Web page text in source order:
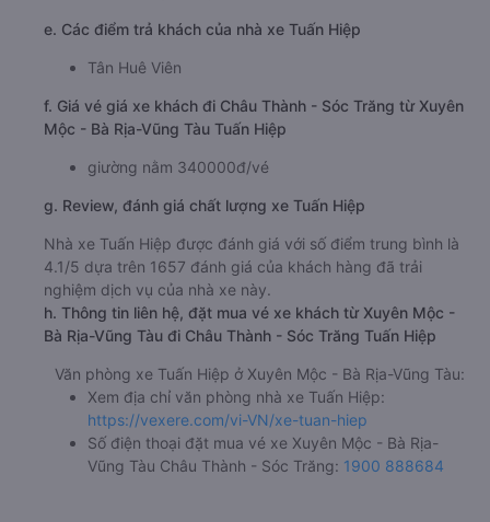
e. Các điểm trả khách của nhà xe Tuấn Hiệp
Tân Huê Viên
f. Giá vé giá xe khách đi Châu Thành - Sóc Trăng từ Xuyên
Mộc - Bà Rịa-Vũng Tàu Tuấn Hiệp
giường nằm 340000đ/vé
g. Review, đánh giá chất lượng xe Tuấn Hiệp
Nhà xe Tuấn Hiệp được đánh giá với số điểm trung bình là
4.1/5 dựa trên 1657 đánh giá của khách hàng đã trải
nghiệm dịch vụ của nhà xe này.
h. Thông tin liên hệ, đặt mua vé xe khách từ Xuyên Mộc -
Bà Rịa-Vũng Tàu đi Châu Thành - Sóc Trăng Tuấn Hiệp
Văn phòng xe Tuấn Hiệp ở Xuyên Mộc - Bà Rịa-Vũng Tàu:
Xem địa chỉ văn phòng nhà xe Tuấn Hiệp:
https://vexere.com/vi-VN/xe-tuan-hiep
Số điện thoại đặt mua vé xe Xuyên Mộc - Bà Rịa-
Vũng Tàu Châu Thành - Sóc Trăng: 1900 888684